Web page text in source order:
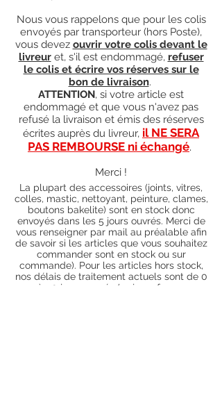
Nous vous rappelons que pour les colis
envoyés par transporteur (hors Poste),
vous devez ouvrir votre colis devant le
livreuret, s'il est endommagé, refuser
le colis et écrire vos réserves sur le
bon de livraison.
ATTENTION, si votre article est
endommagé et que vous n'avez pas
refusé la livraison et émis des réserves
écrites auprès du livreur, il NE SERA
PAS REMBOURSE ni échangé.
Merci !
La plupart des accessoires (joints, vitres,
colles, mastic, nettoyant, peinture, clames,
boutons bakelite) sont en stock donc
envoyés dans les 5 jours ouvrés. Merci de
vous renseigner par mail au préalable afin
de savoir si les articles que vous souhaitez
commander sont en stock ou sur
commande). Pour les articles hors stock,
nos délais de traitement actuels sont de 0
à 90 jours ouvrés (15 jours francs